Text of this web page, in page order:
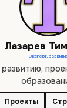
Лазарев
Эксперт,
Проекты